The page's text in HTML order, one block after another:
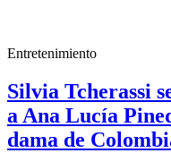
Entretenimiento
Silvia Tcherassi
a Ana Lucía
dama de